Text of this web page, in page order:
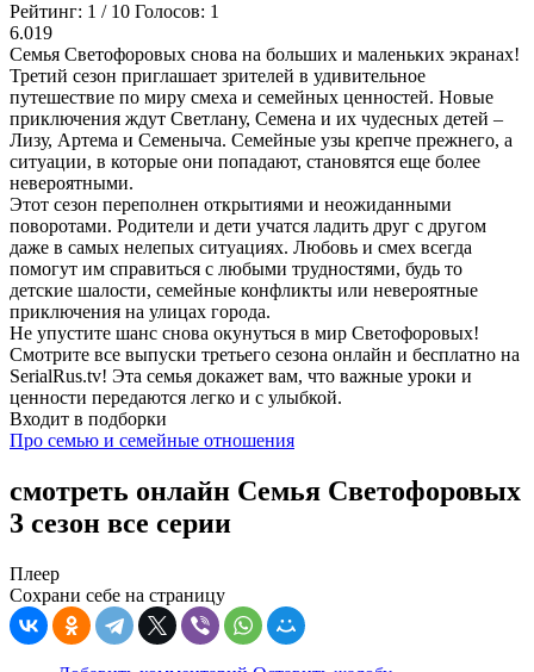
Рейтинг: 1 / 10 Голосов: 1
6.019
Семья Светофоровых снова на больших и маленьких экранах!
Третий сезон приглашает зрителей в удивительное
путешествие по миру смеха и семейных ценностей. Новые
приключения ждут Светлану, Семена и их чудесных детей –
Лизу, Артема и Семеныча. Семейные узы крепче прежнего, а
ситуации, в которые они попадают, становятся еще более
невероятными.
Этот сезон переполнен открытиями и неожиданными
поворотами. Родители и дети учатся ладить друг с другом
даже в самых нелепых ситуациях. Любовь и смех всегда
помогут им справиться с любыми трудностями, будь то
детские шалости, семейные конфликты или невероятные
приключения на улицах города.
Не упустите шанс снова окунуться в мир Светофоровых!
Смотрите все выпуски третьего сезона онлайн и бесплатно на
SerialRus.tv! Эта семья докажет вам, что важные уроки и
ценности передаются легко и с улыбкой.
Входит в подборки
Про семью и семейные отношения
смотреть онлайн Семья Светофоровых
3 сезон все серии
Плеер
Сохрани себе на страницу